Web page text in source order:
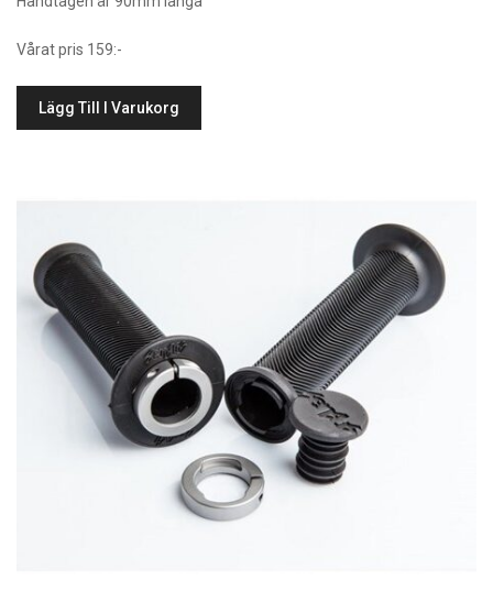
Vårat pris 159:-
Lägg Till I Varukorg